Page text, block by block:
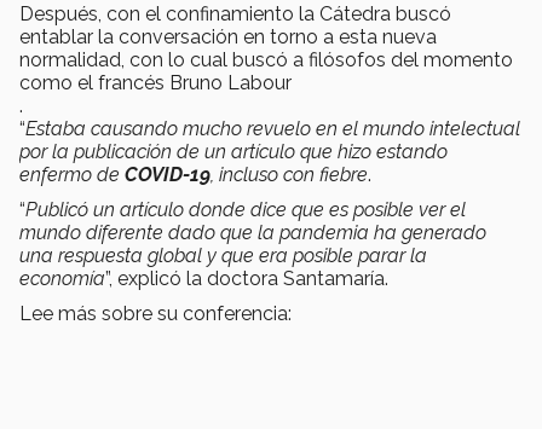
Después, con el confinamiento la Cátedra buscó
entablar la conversación en torno a esta nueva
normalidad, con lo cual buscó a filósofos del momento
como el francés Bruno Labour
.
“Estaba causando mucho revuelo en el mundo intelectual
por la publicación de un artículo que hizo estando
enfermo de COVID-19 , incluso con fiebre.
“Publicó un artículo donde dice que es posible ver el
mundo diferente dado que la pandemia ha generado
una respuesta global y que era posible parar la
economía”, explicó la doctora Santamaría.
Lee más sobre su conferencia: